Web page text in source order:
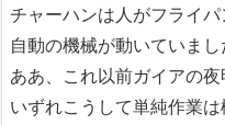
チャーハンは人がフライ
自動の機械が動いていまし
ああ、これ以前ガイアの夜
いずれこうして単純作業